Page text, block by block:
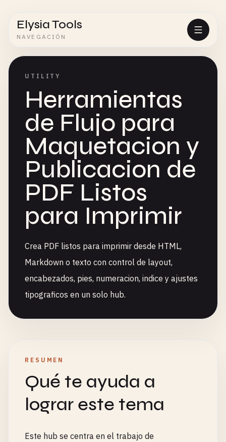
Elysia Tools
NAVEGACIÓN
UTILITY
Herramientas
de Flujo para
Maquetacion y
Publicacion de
PDF Listos
para Imprimir
Crea PDF listos para imprimir desde HTML,
Markdown o texto con control de layout,
encabezados, pies, numeracion, indice y ajustes
tipograficos en un solo hub.
RESUMEN
Qué te ayuda a
lograr este tema
Este hub se centra en el trabajo de